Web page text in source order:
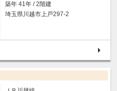
築年 41年 / 2階建
埼玉県川越市上戸297-2